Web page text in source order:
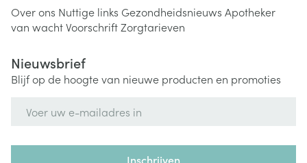
Over ons Nuttige links Gezondheidsnieuws Apotheker
van wachtVoorschriftZorgtarieven
Nieuwsbrief
Blijf op de hoogte van nieuwe producten en promoties
Inschrijven